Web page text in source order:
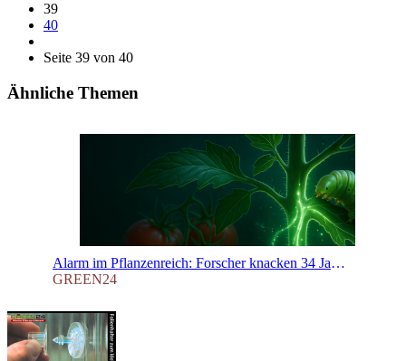
39
40
Seite 39 von 40
Ähnliche Themen
Alarm im Pflanzenreich: Forscher knacken 34 Jahre altes Rätsel – Das ist der Notruf-Mechanismus, mit dem Ihre Pflanzen um Hilfe schreien!
GREEN24